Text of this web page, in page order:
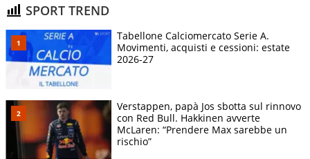
SPORT TREND
Tabellone Calciomercato Serie A.
Movimenti, acquisti e cessioni: estate
2026-27
Verstappen, papà Jos sbotta sul rinnovo
con Red Bull. Hakkinen avverte
McLaren: “Prendere Max sarebbe un
rischio”